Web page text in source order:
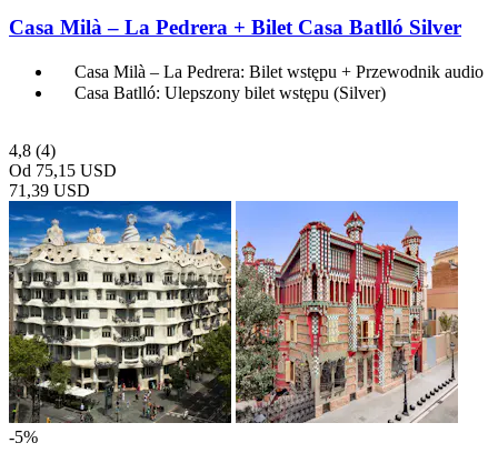
Casa Milà – La Pedrera + Bilet Casa Batlló Silver
Casa Milà – La Pedrera: Bilet wstępu + Przewodnik audio
Casa Batlló: Ulepszony bilet wstępu (Silver)
4,8 (4)
Od 75,15 USD
71,39 USD
-5%